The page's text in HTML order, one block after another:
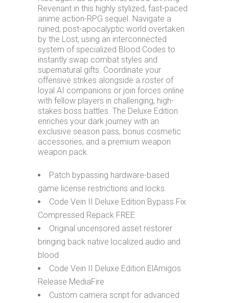
Revenant in this highly stylized, fast-paced
anime action-RPG sequel. Navigate a
ruined, post-apocalyptic world overtaken
by the Lost, using an interconnected
system of specialized Blood Codes to
instantly swap combat styles and
supernatural gifts. Coordinate your
offensive strikes alongside a roster of
loyal AI companions or join forces online
with fellow players in challenging, high-
stakes boss battles. The Deluxe Edition
enriches your dark journey with an
exclusive season pass, bonus cosmetic
accessories, and a premium weapon
weapon pack.
Patch bypassing hardware-based
game license restrictions and locks
Code Vein II Deluxe Edition Bypass Fix
Compressed Repack FREE
Original uncensored asset restorer
bringing back native localized audio and
blood
Code Vein II Deluxe Edition ElAmigos
Release MediaFire
Custom camera script for advanced